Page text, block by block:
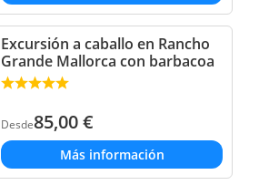
Excursión a caballo en Rancho
Grande Mallorca con barbacoa
Desde85,00€
Más información